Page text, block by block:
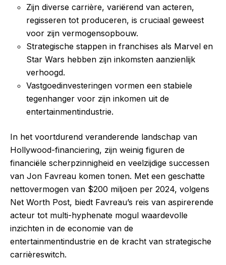
Zijn diverse carrière, variërend van acteren,
regisseren tot produceren, is cruciaal geweest
voor zijn vermogensopbouw.
Strategische stappen in franchises als Marvel en
Star Wars hebben zijn inkomsten aanzienlijk
verhoogd.
Vastgoedinvesteringen vormen een stabiele
tegenhanger voor zijn inkomen uit de
entertainmentindustrie.
In het voortdurend veranderende landschap van
Hollywood-financiering, zijn weinig figuren de
financiële scherpzinnigheid en veelzijdige successen
van Jon Favreau komen tonen. Met een geschatte
nettovermogen van $200 miljoen per 2024, volgens
Net Worth Post, biedt Favreau’s reis van aspirerende
acteur tot multi-hyphenate mogul waardevolle
inzichten in de economie van de
entertainmentindustrie en de kracht van strategische
carrièreswitch.